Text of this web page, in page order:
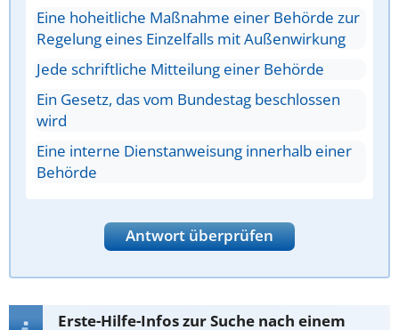
Eine hoheitliche Maßnahme einer Behörde zur
Regelung eines Einzelfalls mit Außenwirkung
Jede schriftliche Mitteilung einer Behörde
Ein Gesetz, das vom Bundestag beschlossen
wird
Eine interne Dienstanweisung innerhalb einer
Behörde
Antwort überprüfen
Erste-Hilfe-Infos zur Suche nach einem